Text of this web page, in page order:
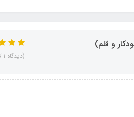
و قلم)
(دیدگاه 1 کاربر)